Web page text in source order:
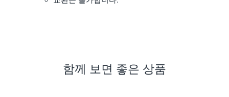
함께 보면 좋은 상품